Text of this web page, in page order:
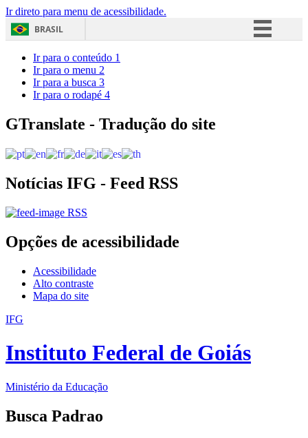
Ir direto para menu de acessibilidade.
BRASIL
Acesso à informação
Ir para o conteúdo 1
Ir para o menu 2
Ir para a busca 3
Ir para o rodapé 4
GTranslate - Tradução do site
Notícias IFG - Feed RSS
RSS
Opções de acessibilidade
Acessibilidade
Alto contraste
Mapa do site
IFG
Instituto Federal de Goiás
Ministério da Educação
Busca Padrao